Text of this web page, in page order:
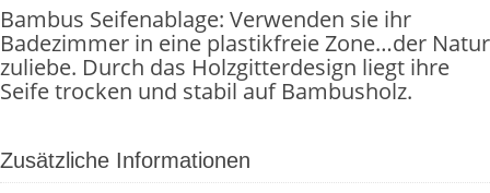
Bambus Seifenablage: Verwenden sie ihr
Badezimmer in eine plastikfreie Zone…der Natur
zuliebe. Durch das Holzgitterdesign liegt ihre
Seife trocken und stabil auf Bambusholz.
Zusätzliche Informationen